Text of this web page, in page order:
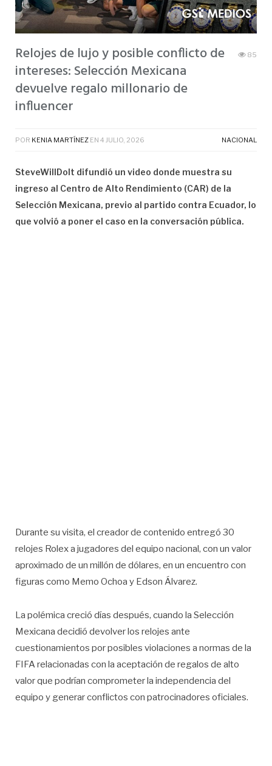
Relojes de lujo y posible conflicto de
intereses: Selección Mexicana
devuelve regalo millonario de
influencer
85
POR KENIA MARTÍNEZ EN 4 JULIO, 2026 NACIONAL
SteveWillDoIt difundió un video donde muestra su
ingreso al Centro de Alto Rendimiento (CAR) de la
Selección Mexicana, previo al partido contra Ecuador, lo
que volvió a poner el caso en la conversación pública.
Durante su visita, el creador de contenido entregó 30
relojes Rolex a jugadores del equipo nacional, con un valor
aproximado de un millón de dólares, en un encuentro con
figuras como Memo Ochoa y Edson Álvarez.
La polémica creció días después, cuando la Selección
Mexicana decidió devolver los relojes ante
cuestionamientos por posibles violaciones a normas de la
FIFA relacionadas con la aceptación de regalos de alto
valor que podrían comprometer la independencia del
equipo y generar conflictos con patrocinadores oficiales.